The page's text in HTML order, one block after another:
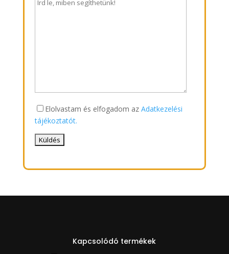
Elolvastam és elfogadom az Adatkezelési
tájékoztatót.
Kapcsolódó termékek